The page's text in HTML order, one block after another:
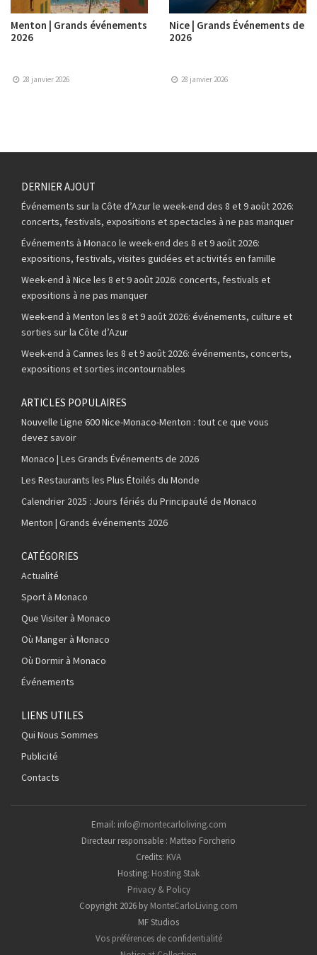
Menton | Grands événements
2026
28 janvier 2026
Nice | Grands Événements de
2026
28 janvier 2026
DERNIER AJOUT
Événements sur la Côte d’Azur le week-end des 8 et 9 août 2026:
concerts, festivals, expositions et spectacles à ne pas manquer
Événements à Monaco le week-end des 8 et 9 août 2026:
expositions, festivals, visites guidées et activités en famille
Week-end à Nice les 8 et 9 août 2026: concerts, festivals et
expositions à ne pas manquer
Week-end à Menton les 8 et 9 août 2026: événements, culture et
sorties sur la Côte d’Azur
Week-end à Cannes les 8 et 9 août 2026: événements, concerts,
expositions et sorties incontournables
ARTICLES POPULAIRES
Nouvelle Ligne 600 Nice-Monaco-Menton : tout ce que vous
devez savoir
Monaco | Les Grands Événements de 2026
Les Restaurants les Plus Étoilés du Monde
Calendrier 2025 : Jours fériés du Principauté de Monaco
Menton | Grands événements 2026
CATÉGORIES
Actualité
Sport à Monaco
Que Visiter à Monaco
Où Manger à Monaco
Où Dormir à Monaco
Événements
LIENS UTILES
Qui Nous Sommes
Publicité
Contacts
Email: info@montecarloliving.com
Directeur responsable : Matteo Forcherio
Credits: KVA
Hosting: Hosting Stak
Privacy & Policy
Copyright 2026 by MonteCarloLiving.com
MF Studios
Vos préférences de confidentialité